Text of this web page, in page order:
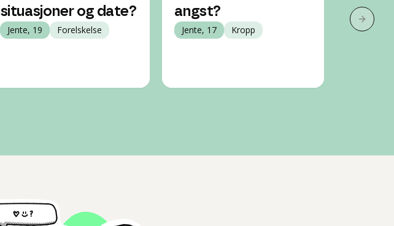
situasjoner og date?
Jente, 19 Forelskelse
angst?
Jente, 17 Kropp
for å
18 år
Neste